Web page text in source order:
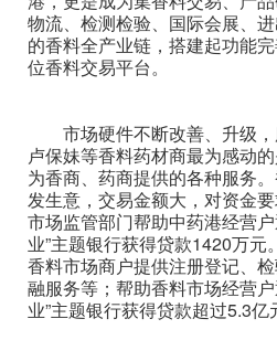
物流、检测检验、国际会展、
的香料全产业链，搭建起功能
位香料交易平台。
市场硬件不断改善、升级
卢保妹等香料药材商最为感动
为香商、药商提供的各种服务
发生意，交易金额大，对资金
市场监管部门帮助中药港经营
业”主题银行获得贷款1420万
香料市场商户提供注册登记、
融服务等；帮助香料市场经营
业”主题银行获得贷款超过5.3亿